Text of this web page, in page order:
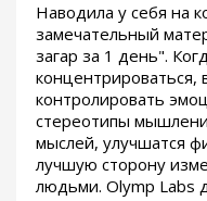
Наводила у себя на
замечательный
загар за 1 день".
контролировать
стереотипы
мыслей, улучшатся
лучшую сторону
людьми. Olymp Labs